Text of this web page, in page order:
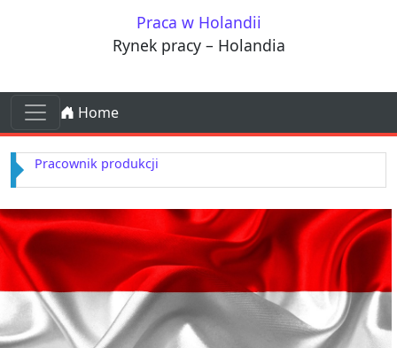
Praca w Holandii
Rynek pracy – Holandia
Przejdź do treści
Main Navigation
Home
Pracownik produkcji